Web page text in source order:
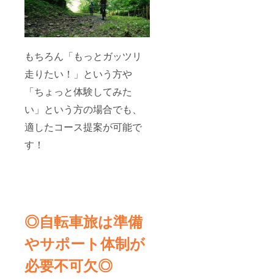
もちろん「もっとガッツリ
走りたい！」という方や
「ちょっと体験してみた
い」という方の場合でも、
適したコース提案が可能で
す！
◎自転車旅は準備
やサポート体制が
必要不可欠◎